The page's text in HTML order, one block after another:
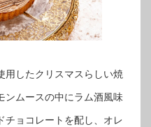
用したクリスマスらしい焼
ンムースの中にラム酒風味
チョコレートを配し、オレ